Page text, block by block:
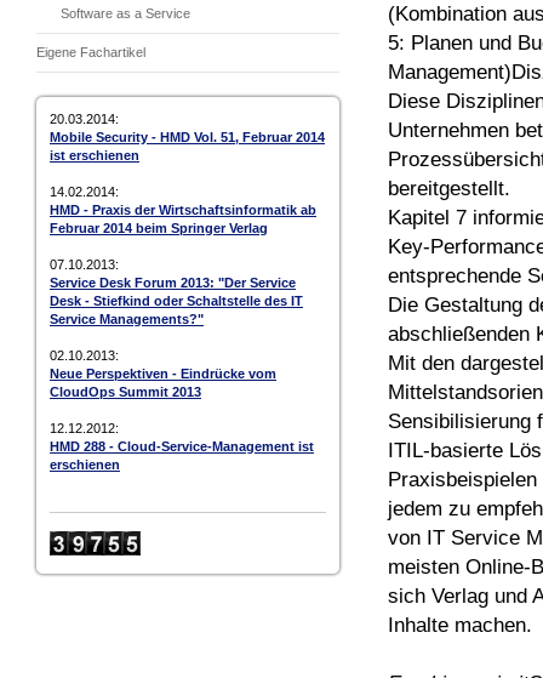
Software as a Service
Eigene Fachartikel
20.03.2014:
Mobile Security - HMD Vol. 51, Februar 2014
ist erschienen
14.02.2014:
HMD - Praxis der Wirtschaftsinformatik ab
Februar 2014 beim Springer Verlag
07.10.2013:
Service Desk Forum 2013: "Der Service
Desk - Stiefkind oder Schaltstelle des IT
Service Managements?"
02.10.2013:
Neue Perspektiven - Eindrücke vom
CloudOps Summit 2013
12.12.2012:
HMD 288 - Cloud-Service-Management ist
erschienen
(Kombination
5: Planen und
Diese
Unternehmen
bereitgestellt.
Kapitel 7
Key-
entsprechende
Die Gestaltung
abschließenden
Mit den
Sensibilisierung
ITIL-basierte
jedem zu
von IT Service
meisten Online-
sich Verlag und
Inhalte machen.